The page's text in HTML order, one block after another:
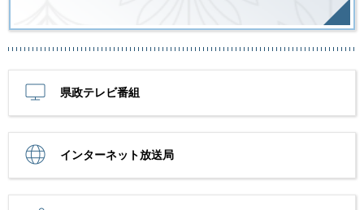
県政テレビ番組
インターネット放送局